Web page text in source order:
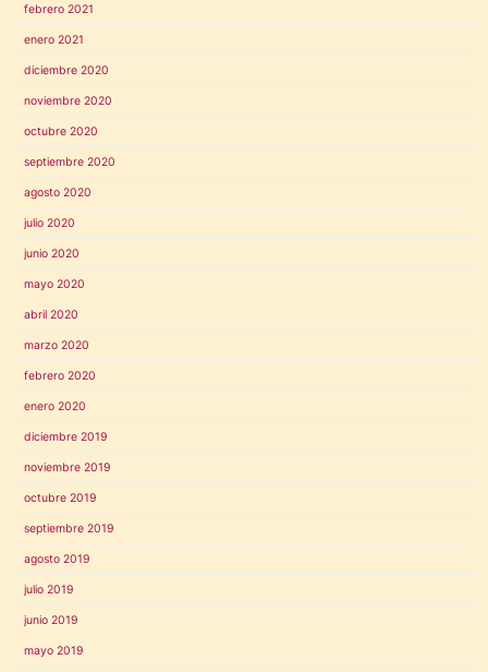
febrero 2021
enero 2021
diciembre 2020
noviembre 2020
octubre 2020
septiembre 2020
agosto 2020
julio 2020
junio 2020
mayo 2020
abril 2020
marzo 2020
febrero 2020
enero 2020
diciembre 2019
noviembre 2019
octubre 2019
septiembre 2019
agosto 2019
julio 2019
junio 2019
mayo 2019